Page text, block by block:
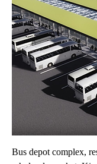
Bus depot complex,